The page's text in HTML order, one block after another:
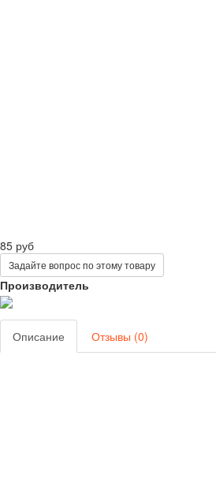
85 руб
Задайте вопрос по этому товару
Производитель
Описание Отзывы (0)